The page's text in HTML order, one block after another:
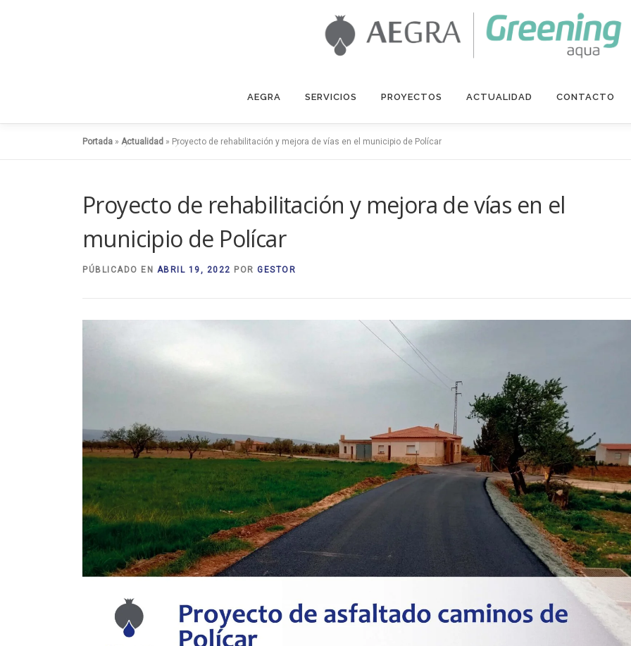
AEGRA SERVICIOS PROYECTOS ACTUALIDAD CONTACTO
Portada » Actualidad » Proyecto de rehabilitación y mejora de vías en el municipio de Polícar
Proyecto de rehabilitación y mejora de vías en el
municipio de Polícar
PÚBLICADO EN ABRIL 19, 2022 POR GESTOR